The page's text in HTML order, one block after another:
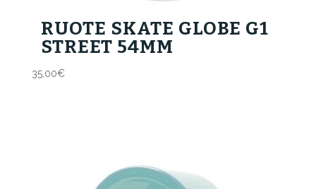
RUOTE SKATE GLOBE G1
STREET 54MM
35,00€